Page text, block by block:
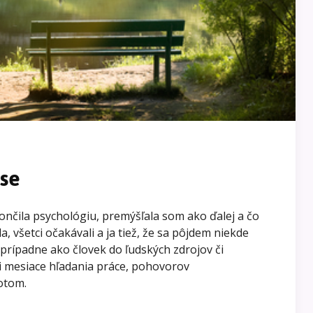
psychológiu, premýšľala som ako ďalej a čo
všetci očakávali a ja tiež, že sa pôjdem niekde
ako človek do ľudských zdrojov či
hľadania práce, pohovorov